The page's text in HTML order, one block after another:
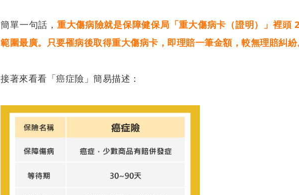
簡單一句話， 重大傷病險就是保障健保局「重大傷病卡（證明）」裡頭
範圍最廣。只要罹病後取得重大傷病卡，即理賠一筆金額，較無理賠糾
接著來看看「癌症險」簡易描述：